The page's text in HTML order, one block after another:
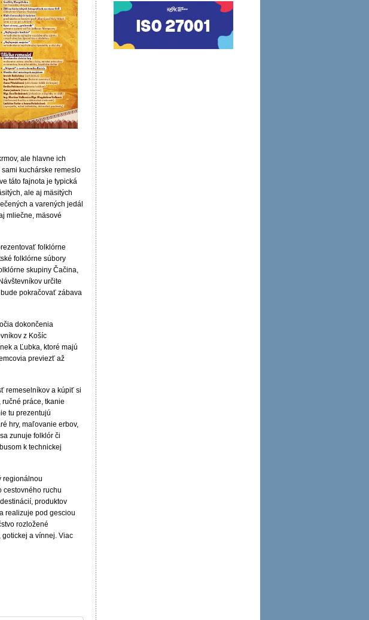
ale hlavne ich
kuchárske remeslo
táto fajnota je typická
ale aj mäsitých
a varených jedál
mliečne, mäsové
folklórne
folklórne súbory
skupiny Čačina,
určite
pokračovať zábava
dokončenia
z Košíc
a Ľubka, ktoré majú
previezť až
remeselníkov a kúpiť si
práce, tkanie
tu prezentujú
hry, maľovanie erbov,
zunuje folklór či
k technickej
regionálnou
cestovného ruchu
produktov
realizuje pod gesciou
rozložené
gotickej a vínnej. Viac